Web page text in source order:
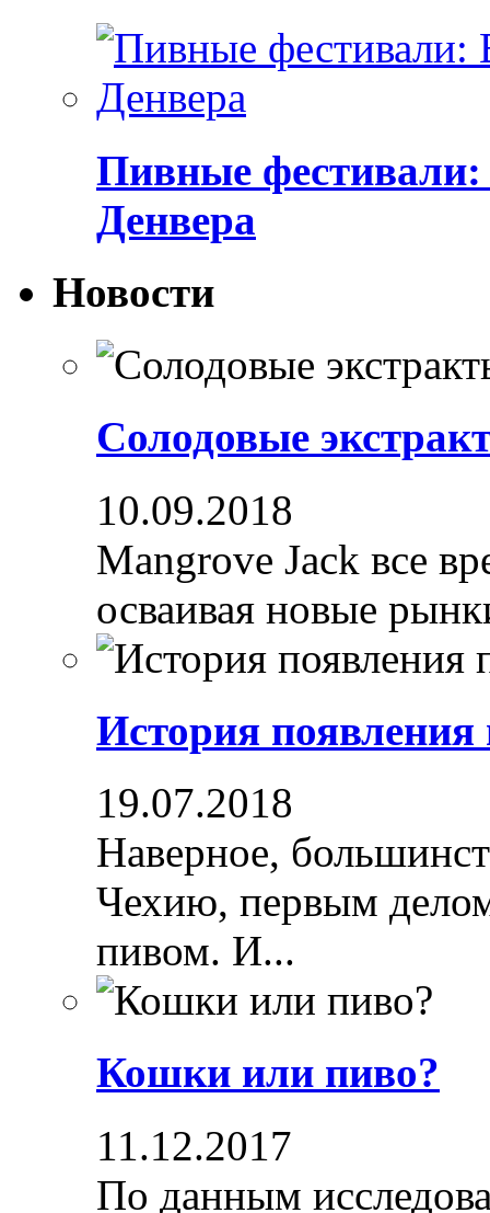
Пивные фестивали:
Денвера
Новости
Солодовые
10.09.2018
Mangrove Jack все
осваивая новые
История появления
19.07.2018
Наверное,
Чехию, первым
пивом. И...
Кошки или пиво?
11.12.2017
По данным